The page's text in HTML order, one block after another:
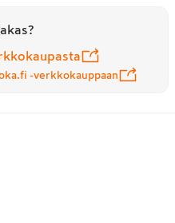
-verkkokauppaan